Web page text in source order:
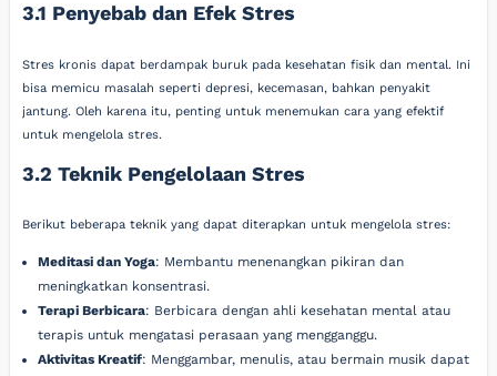
3.1 Penyebab dan Efek Stres
Stres kronis dapat berdampak buruk pada kesehatan fisik dan mental. Ini
bisa memicu masalah seperti depresi, kecemasan, bahkan penyakit
jantung. Oleh karena itu, penting untuk menemukan cara yang efektif
untuk mengelola stres.
3.2 Teknik Pengelolaan Stres
Berikut beberapa teknik yang dapat diterapkan untuk mengelola stres:
Meditasi dan Yoga: Membantu menenangkan pikiran dan
meningkatkan konsentrasi.
Terapi Berbicara: Berbicara dengan ahli kesehatan mental atau
terapis untuk mengatasi perasaan yang mengganggu.
Aktivitas Kreatif: Menggambar, menulis, atau bermain musik dapat